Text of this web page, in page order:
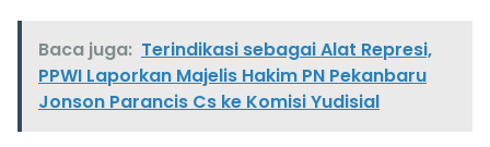
Baca juga: Terindikasi sebagai Alat Represi,
PPWI Laporkan Majelis Hakim PN Pekanbaru
Jonson Parancis Cs ke Komisi Yudisial